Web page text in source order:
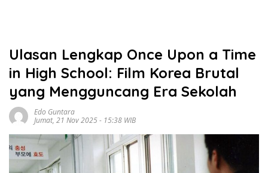
Ulasan Lengkap Once Upon a Time
in High School: Film Korea Brutal
yang Mengguncang Era Sekolah
Edo Guntara
Jumat, 21 Nov 2025 - 15:38 WIB